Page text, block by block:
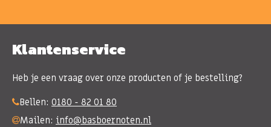
Klantenservice
Heb je een vraag over onze producten of je bestelling?
Bellen: 0180 - 82 01 80
Mailen: info@basboernoten.nl